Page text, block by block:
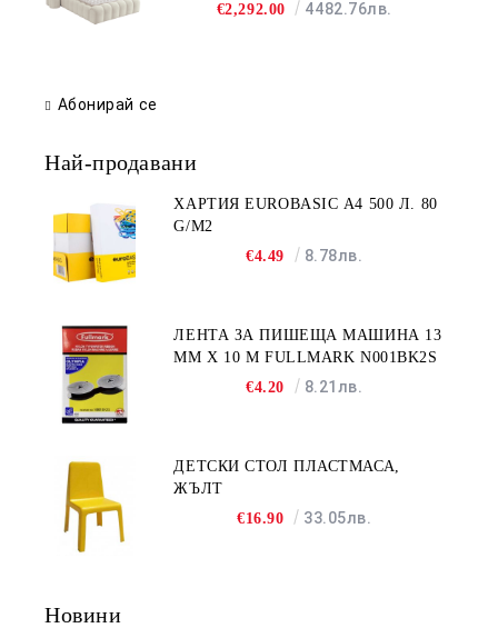
€2,292.00 4482.76лв.
Абонирай се
Най-продавани
ХАРТИЯ EUROBASIC А4 500 Л. 80
G/M2
€4.49
8.78лв.
ЛЕНТА ЗА ПИШЕЩА МАШИНА 13
MM X 10 M FULLMARK N001BK2S
€4.20
8.21лв.
ДЕТСКИ СТОЛ ПЛАСТМАСА,
ЖЪЛТ
€16.90
33.05лв.
Новини